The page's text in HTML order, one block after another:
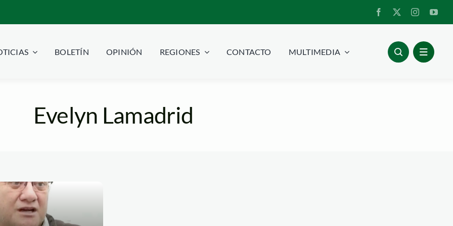
BOLETÍN OPINIÓN REGIONES CONTACTO MULTIMEDIA
Evelyn Lamadrid